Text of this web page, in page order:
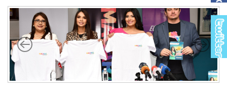
Contáctenos
Macará
Cantón
Himno a Macará
Símbolos Patrios